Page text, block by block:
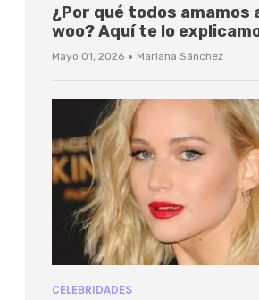
¿Por qué todos amamos
woo? Aquí te lo
Mayo 01, 2026 · Mariana Sánchez
CELEBRIDADES